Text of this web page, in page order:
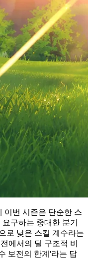
이번 시즌은 단순한 스
구하는 중대한 분기
로 낮은 스킬 계수라는
에서의 딜 구조적 비
보전의 한계'라는 답